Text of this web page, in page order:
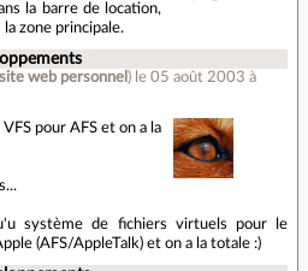
la barre de location,
zone principale.
site web personnel ) le 05 août 2003 à
pour AFS et on a la
système de fichiers virtuels pour le
(AFS/AppleTalk) et on a la totale :)